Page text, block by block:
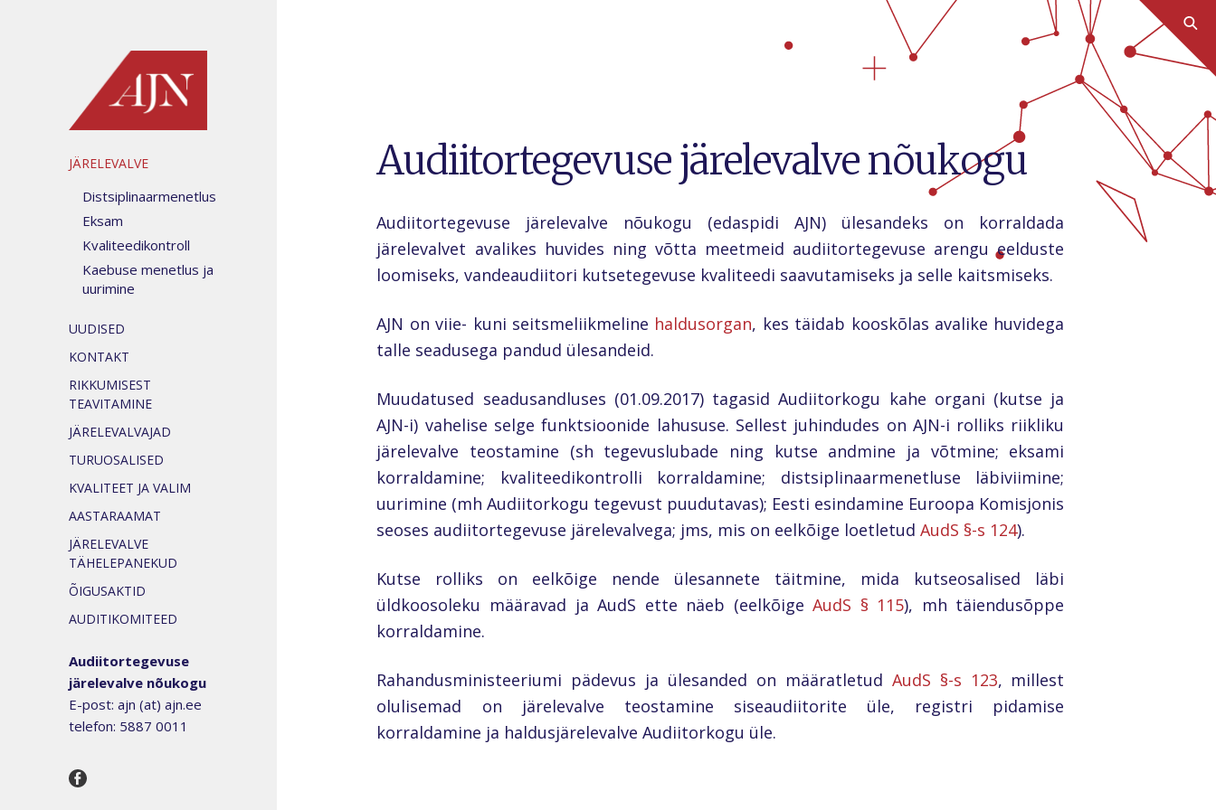
Audiitortegevuse järelevalve nõukogu
Audiitortegevuse järelevalve nõukogu (edaspidi AJN) ülesandeks on korraldada
järelevalvet avalikes huvides ning võtta meetmeid audiitortegevuse arengu eelduste
loomiseks, vandeaudiitori kutsetegevuse kvaliteedi saavutamiseks ja selle kaitsmiseks.
AJN on viie- kuni seitsmeliikmeline haldusorgan, kes täidab kooskõlas avalike huvidega
talle seadusega pandud ülesandeid.
Muudatused seadusandluses (01.09.2017) tagasid Audiitorkogu kahe organi (kutse ja
AJN-i) vahelise selge funktsioonide lahususe. Sellest juhindudes on AJN-i rolliks riikliku
järelevalve teostamine (sh tegevuslubade ning kutse andmine ja võtmine; eksami
korraldamine; kvaliteedikontrolli korraldamine; distsiplinaarmenetluse läbiviimine;
uurimine (mh Audiitorkogu tegevust puudutavas); Eesti esindamine Euroopa Komisjonis
seoses audiitortegevuse järelevalvega; jms, mis on eelkõige loetletudAudS §-s 124).
Kutse rolliks on eelkõige nende ülesannete täitmine, mida kutseosalised läbi
üldkoosoleku määravad ja AudS ette näeb (eelkõigeAudS § 115), mh täiendusõppe
korraldamine.
Rahandusministeeriumi pädevus ja ülesanded on määratletud AudS §-s 123, millest
olulisemad on järelevalve teostamine siseaudiitorite üle, registri pidamise
korraldamine ja haldusjärelevalve Audiitorkogu üle.
JÄRELEVALVE
Distsiplinaarmenetlus
Eksam
Kvaliteedikontroll
Kaebuse menetlus ja
uurimine
UUDISED
KONTAKT
RIKKUMISEST
TEAVITAMINE
JÄRELEVALVAJAD
TURUOSALISED
KVALITEET JA VALIM
AASTARAAMAT
JÄRELEVALVE
TÄHELEPANEKUD
ÕIGUSAKTID
AUDITIKOMITEED
Audiitortegevuse
järelevalve nõukogu
E-post: ajn (at) ajn.ee
telefon: 5887 0011